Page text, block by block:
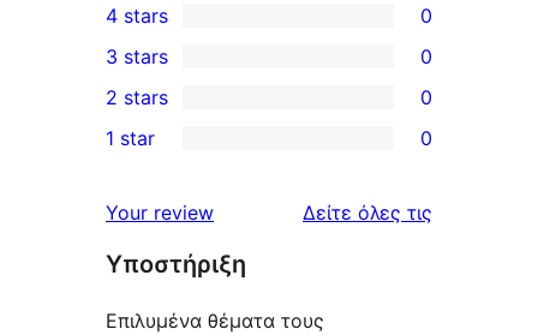
5-
star
reviews
4-
star
reviews
4 stars 0
0
3-
star
3 stars 0
2-
reviews
2 stars 0
star
reviews
1 star 0
Your review Δείτε όλες τις
Υποστήριξη
Επιλυμένα θέματα τους